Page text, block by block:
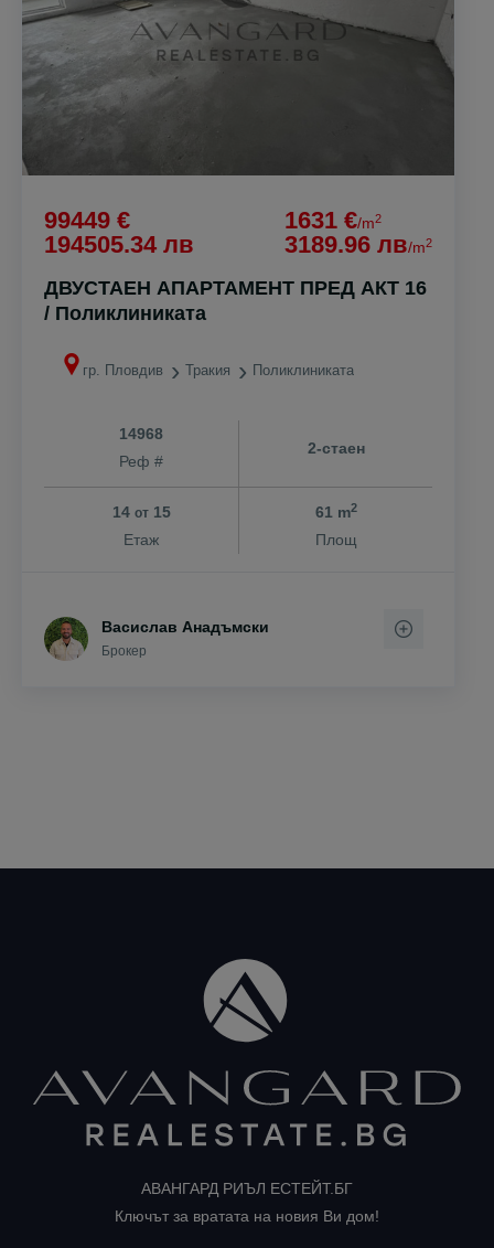
99449 €
194505.34 лв
1631 €/m2
3189.96 лв/m2
ДВУСТАЕН АПАРТАМЕНТ ПРЕД АКТ 16
/ Поликлиниката
гр. Пловдив Тракия Поликлиниката
14968
Реф #
2-стаен
14 от15
Етаж
61 m2
Площ
Васислав Анадъмски
Брокер
АВАНГАРД РИЪЛ ЕСТЕЙТ.БГ
Ключът за вратата на новия Ви дом!